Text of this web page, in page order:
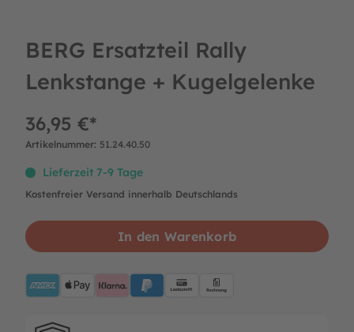
BERG Ersatzteil Rally
Lenkstange + Kugelgelenke
36,95 €*
Artikelnummer: 51.24.40.50
Lieferzeit 7-9 Tage
Kostenfreier Versand innerhalb Deutschlands
In den Warenkorb
ApplePayKlarna PayPalBlueLastschrift